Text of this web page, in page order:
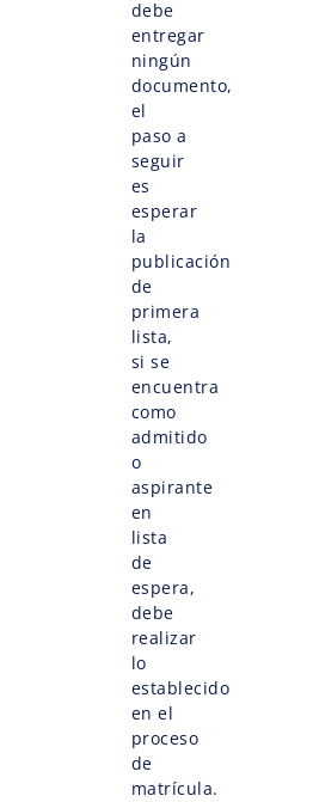
debe
entregar
ningún
documento,
el
paso a
seguir
es
esperar
la
publicación
de
primera
lista,
si se
encuentra
como
admitido
o
aspirante
en
lista
de
espera,
debe
realizar
lo
establecido
en el
proceso
de
matrícula.